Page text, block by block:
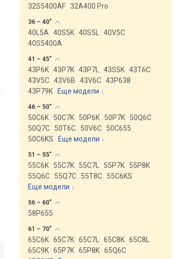
32S5400AF 32A400 Pro
36 – 40"
40L5A 40S5K 40S5L
40V5C
40S5400A
41 – 45"
43P6K 43P7K 43P7L 43S5K 43T6C
43V5C 43V6B 43V6C 43P638
43P79K
Еще модели ↓
46 – 50"
50C6K 50C7K 50P6K 50P7K
50Q6C
50Q7C
50T6C 50V6C
50C655
50C6KS
Еще модели ↓
51 – 55"
55C6K 55C7K 55C7L 55P7K
55P8K
55Q6C
55Q7C 55T8C
55C6KS
Еще модели ↓
56 – 60"
58P655
61 – 70"
65C6K 65C7K 65C7L 65C8K 65C8L
65C9K 65P7K 65P8K 65Q6C